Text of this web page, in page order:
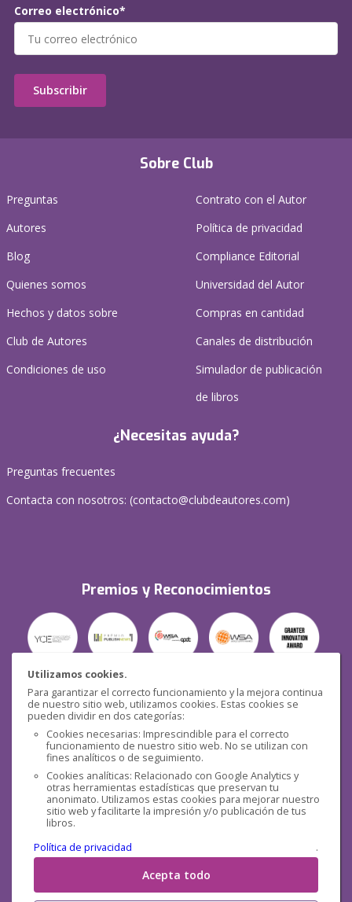
Utilizamos cookies.
Para garantizar el correcto funcionamiento y la mejora continua
de nuestro sitio web, utilizamos cookies. Estas cookies se
pueden dividir en dos categorías:
Cookies necesarias: Imprescindible para el correcto
funcionamiento de nuestro sitio web. No se utilizan con
fines analíticos o de seguimiento.
Cookies analíticas: Relacionado con Google Analytics y
otras herramientas estadísticas que preservan tu
anonimato. Utilizamos estas cookies para mejorar nuestro
sitio web y facilitarte la impresión y/o publicación de tus
libros.
Política de privacidad
.
Acepta todo
Sobre Club
Preguntas
Autores
Blog
Quienes somos
Hechos y datos sobre
Club de Autores
Condiciones de uso
Contrato con el Autor
Política de privacidad
Compliance Editorial
Universidad del Autor
Compras en cantidad
Canales de distribución
Simulador de publicación
de libros
¿Necesitas ayuda?
Preguntas frecuentes
Contacta con nosotros: (contacto@clubdeautores.com)
Premios y Reconocimientos
Seguridad
Redes sociales
Correo electrónico*
Subscribir